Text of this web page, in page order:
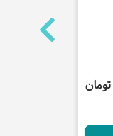
ساعت مچی